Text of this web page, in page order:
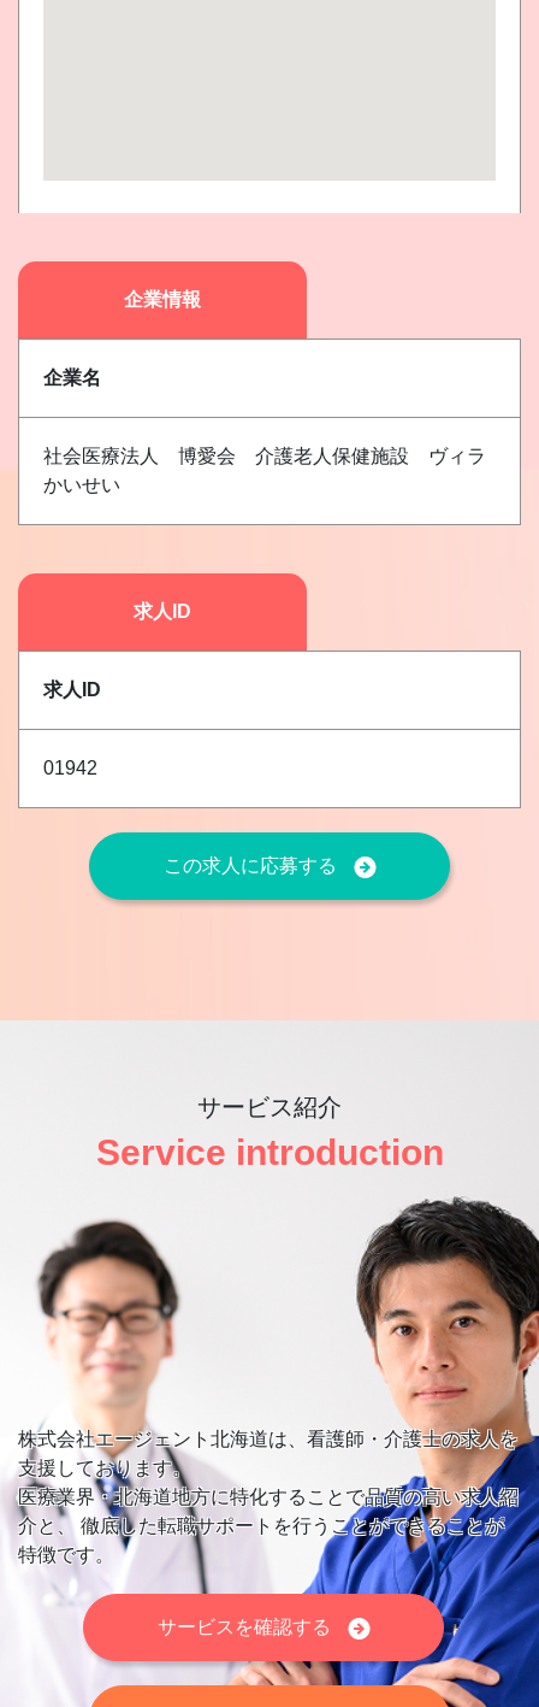
企業情報
企業名
社会医療法人 博愛会 介護老人保健施設 ヴィラ
かいせい
求人ID
求人ID
01942
この求人に応募する
サービス紹介
Service introduction
株式会社エージェント北海道は、看護師・介護士の求人を
支援しております。
医療業界・北海道地方に特化することで品質の高い求人紹
介と、
徹底した転職サポートを行うことができることが
特徴です。
サービスを確認する